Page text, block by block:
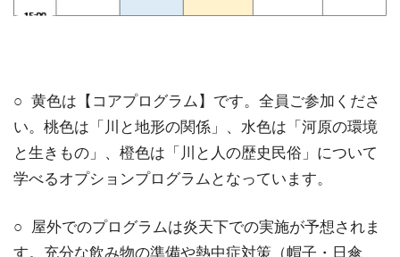
○ 黄色は【コアプログラム】です。全員ご参加くださ
い。桃色は「川と地形の関係」、水色は「河原の環境
と生きもの」、橙色は「川と人の歴史民俗」について
学べるオプションプログラムとなっています。
○ 屋外でのプログラムは炎天下での実施が予想されま
す。充分な飲み物の準備や熱中症対策（帽子・日傘